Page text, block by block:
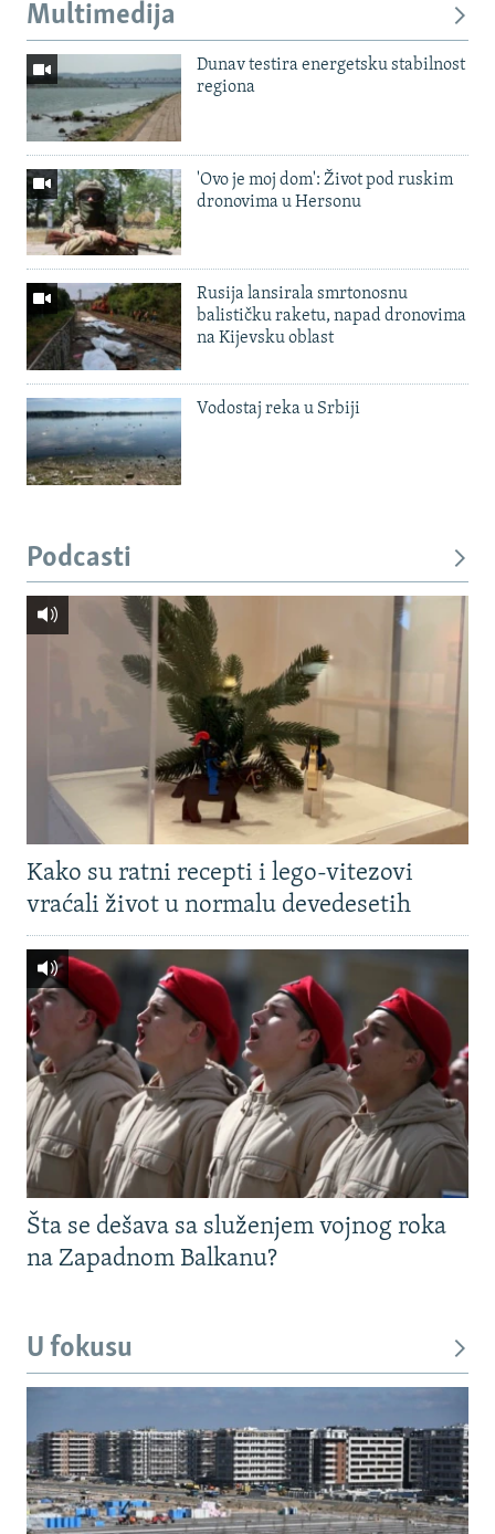
Multimedija
Dunav testira energetsku stabilnost
regiona
'Ovo je moj dom': Život pod ruskim
dronovima u Hersonu
Rusija lansirala smrtonosnu
balističku raketu, napad dronovima
na Kijevsku oblast
Vodostaj reka u Srbiji
Podcasti
Kako su ratni recepti i lego-vitezovi
vraćali život u normalu devedesetih
Šta se dešava sa služenjem vojnog roka
na Zapadnom Balkanu?
U fokusu